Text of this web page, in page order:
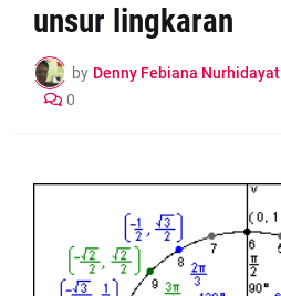
unsur lingkaran
by Denny Febiana Nurhidayat
0